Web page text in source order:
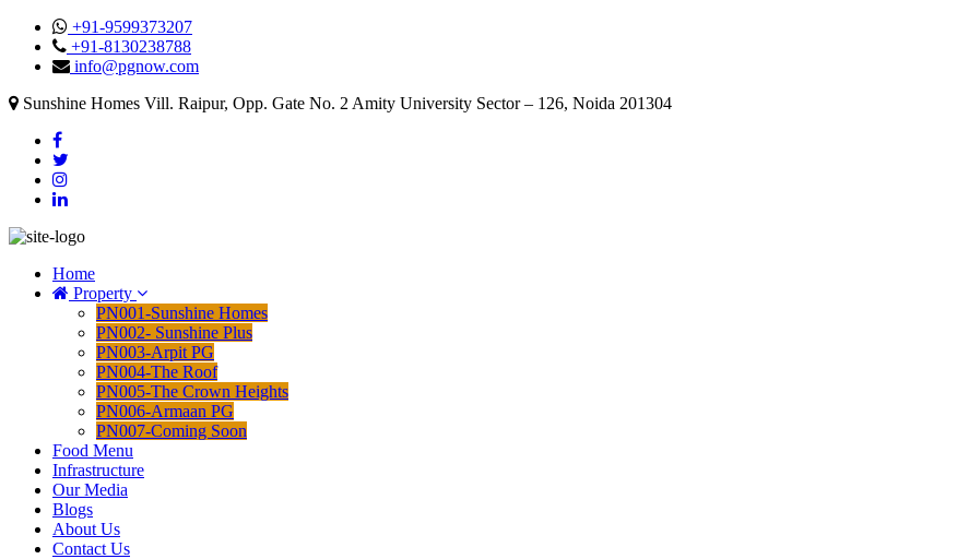
+91-9599373207
+91-8130238788
info@pgnow.com
Sunshine Homes Vill. Raipur, Opp. Gate No. 2 Amity University Sector – 126, Noida 201304
Home
Property
PN001-Sunshine Homes
PN002- Sunshine Plus
PN003-Arpit PG
PN004-The Roof
PN005-The Crown Heights
PN006-Armaan PG
PN007-Coming Soon
Food Menu
Infrastructure
Our Media
Blogs
About Us
Contact Us